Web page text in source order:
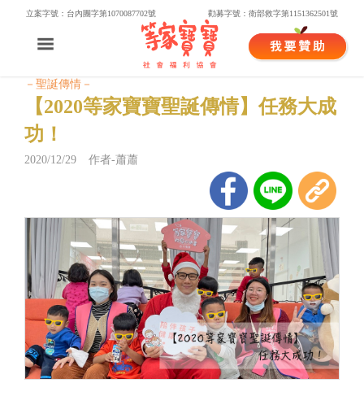
立案字號：台內團字第1070087702號 勸募字號：衛部救字第1151362501號
－聖誕傳情－
【2020等家寶寶聖誕傳情】任務大成
功！
2020/12/29 作者-蕭蕭